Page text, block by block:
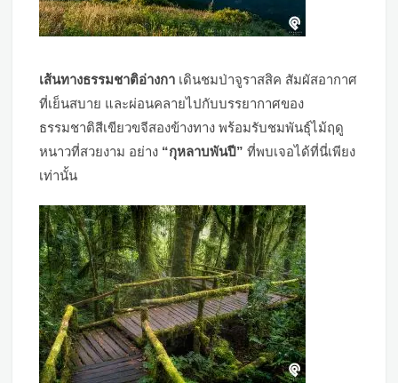
เส้นทางธรรมชาติอ่างกา เดินชมป่าจูราสสิค สัมผัสอากาศ
ที่เย็นสบาย และผ่อนคลายไปกับบรรยากาศของ
ธรรมชาติสีเขียวขจีสองข้างทาง พร้อมรับชมพันธุ์ไม้ฤดู
หนาวที่สวยงาม อย่าง “กุหลาบพันปี” ที่พบเจอได้ที่นี่เพียง
เท่านั้น